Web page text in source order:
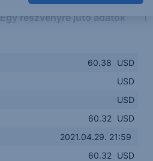
Egy részvényre jutó adatok
60.38
USD
USD
USD
60.32 USD
2021.04.29. 21:59
60.32 USD